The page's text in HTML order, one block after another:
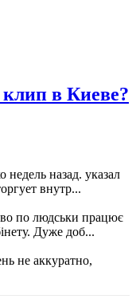
в Киеве?
недель назад. указал
внутр...
по людськи працює
Дуже доб...
не аккуратно,